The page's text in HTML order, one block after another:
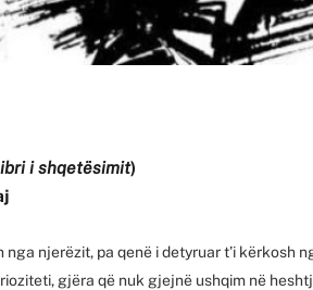
i shqetësimit)
nga njerëzit, pa qenë i detyruar t’i kërkosh
gjëra që nuk gjejnë ushqim në